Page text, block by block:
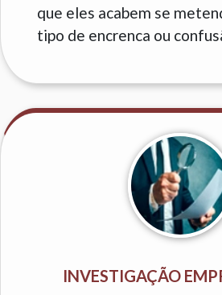
que eles acabem se
tipo de encrenca ou
INVESTIGAÇÃO